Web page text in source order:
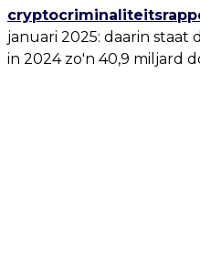
januari 2025: daarin staat
in 2024 zo'n 40,9 miljard